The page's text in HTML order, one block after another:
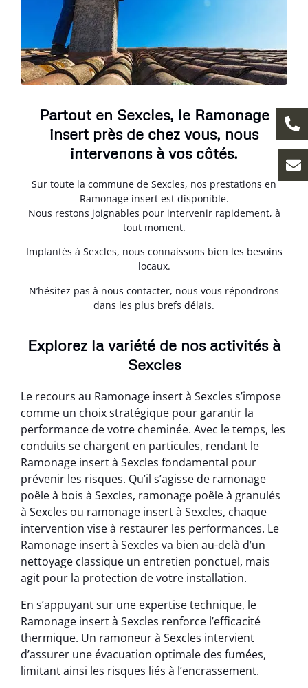
Partout en Sexcles, le Ramonage
insert près de chez vous, nous
intervenons à vos côtés.
Sur toute la commune de Sexcles, nos prestations en
Ramonage insert est disponible.
Nous restons joignables pour intervenir rapidement, à
tout moment.
Implantés à Sexcles, nous connaissons bien les besoins
locaux.
N’hésitez pas à nous contacter, nous vous répondrons
dans les plus brefs délais.
Explorez la variété de nos activités à
Sexcles
Le recours au Ramonage insert à Sexcles s’impose
comme un choix stratégique pour garantir la
performance de votre cheminée. Avec le temps, les
conduits se chargent en particules, rendant le
Ramonage insert à Sexcles fondamental pour
prévenir les risques. Qu’il s’agisse de ramonage
poêle à bois à Sexcles, ramonage poêle à granulés
à Sexcles ou ramonage insert à Sexcles, chaque
intervention vise à restaurer les performances. Le
Ramonage insert à Sexcles va bien au-delà d’un
nettoyage classique un entretien ponctuel, mais
agit pour la protection de votre installation.
En s’appuyant sur une expertise technique, le
Ramonage insert à Sexcles renforce l’efficacité
thermique. Un ramoneur à Sexcles intervient
d’assurer une évacuation optimale des fumées,
limitant ainsi les risques liés à l’encrassement.